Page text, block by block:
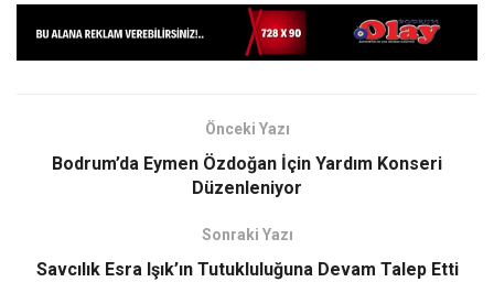
Önceki Yazı
Bodrum’da Eymen Özdoğan İçin Yardım Konseri
Düzenleniyor
Sonraki Yazı
Savcılık Esra Işık’ın Tutukluluğuna Devam Talep Etti